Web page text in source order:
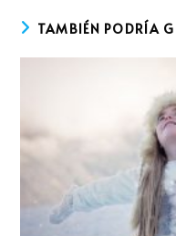
TAMBIÉN PODRÍA